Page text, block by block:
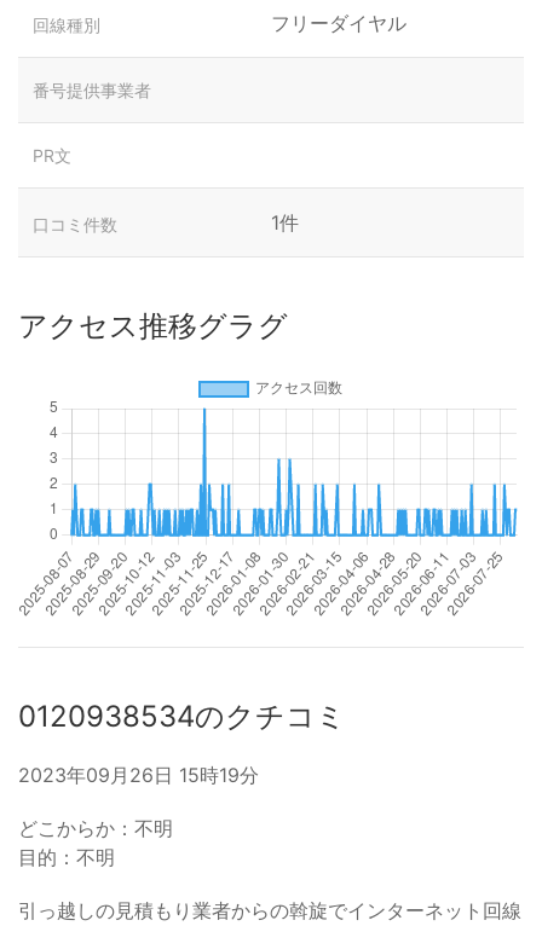
回線種別 フリーダイヤル
番号提供事業者
PR文
口コミ件数 1件
アクセス推移グラグ
0120938534のクチコミ
2023年09月26日 15時19分
どこからか：不明
目的：不明
引っ越しの見積もり業者からの斡旋でインターネット回線